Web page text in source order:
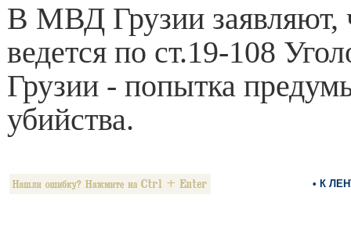
В МВД Грузии заявляют,
ведется по ст.19-108
Грузии - попытка
убийства.
• К